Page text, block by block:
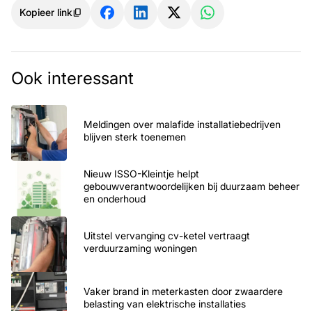
Kopieer link
Ook interessant
Meldingen over malafide installatiebedrijven
blijven sterk toenemen
Nieuw ISSO-Kleintje helpt
gebouwverantwoordelijken bij duurzaam beheer
en onderhoud
Uitstel vervanging cv-ketel vertraagt
verduurzaming woningen
Vaker brand in meterkasten door zwaardere
belasting van elektrische installaties